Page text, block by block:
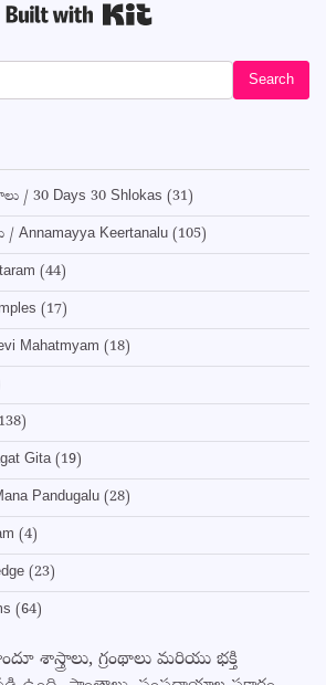
/ 30 Days 30 Shlokas (31)
/ Annamayya Keertanalu (105)
(44)
(17)
Mahatmyam (18)
Gita(19)
Pandugalu (28)
(4)
(23)
(64)
శాస్త్రాలు, గ్రంథాలు మరియు భక్తి